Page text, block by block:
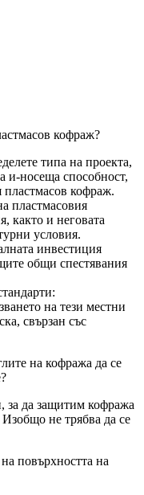
кофраж?
типа на проекта,
и-носеща способност,
пластмасов кофраж.
пластмасовия
както и неговата
условия.
инвестиция
общи спестявания
на тези местни
свързан със
на кофража да се
за да защитим кофража
не трябва да се
повърхността на